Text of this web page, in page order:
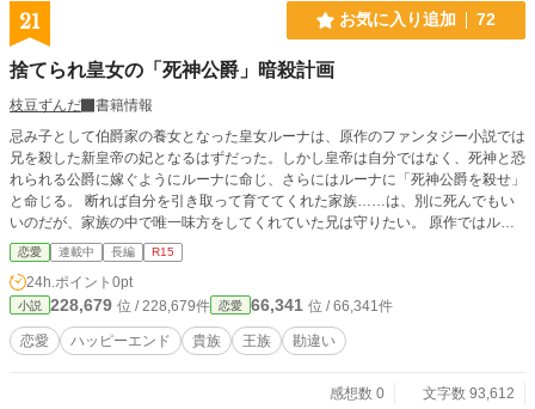
21 お気に入り追加 72
捨てられ皇女の「死神公爵」暗殺計画
枝豆ずんだ
書籍情報
忌み子として伯爵家の養女となった皇女ルーナは、原作のファンタジー小説では
兄を殺した新皇帝の妃となるはずだった。しかし皇帝は自分ではなく、死神と恐
れられる公爵に嫁ぐようにルーナに命じ、さらにはルーナに「死神公爵を殺せ」
と命じる。 断れば自分を引き取って育ててくれた家族……は、別に死んでもい
いのだが、家族の中で唯一味方をしてくれていた兄は守りたい。 原作ではルー
ナが皇帝を殺す前に死んでいるキャラだが……原作ルートで死ぬ前に……殺さな
ければ！！ 一方死神公爵はルーナのことを見ると目を逸らすが……「可憐だ」
と呟いて？
恋愛 連載中 長編 R15
24h.ポイント 0pt
小説 228,679 位 / 228,679件 恋愛 66,341 位 / 66,341件
恋愛 ハッピーエンド 貴族 王族 勘違い
感想数 0
文字数 93,612